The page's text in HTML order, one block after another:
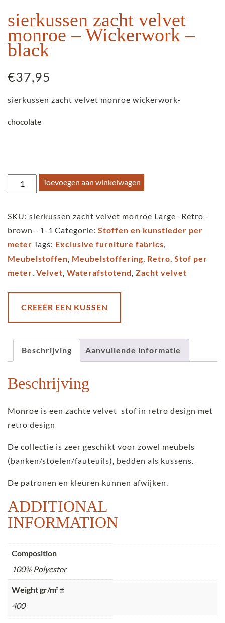
sierkussen zacht velvet
monroe – Wickerwork –
black
€37,95
sierkussen zacht velvet monroe wickerwork-
chocolate
sierkussen
zacht
monroe
-
Wickerwork
-
black
aantal
Toevoegen aan winkelwagen
SKU: sierkussen zacht velvet monroe Large -Retro -
brown--1-1 Categorie: Stoffen en kunstleder per
meter Tags: Exclusive furniture fabrics,
Meubelstoffen, Meubelstoffering, Retro, Stof per
meter, Velvet, Waterafstotend, Zacht velvet
CREEËR EEN KUSSEN
Beschrijving Aanvullende informatie
Beschrijving
Monroe is een zachte velvet stof in retro design met
retro design
De collectie is zeer geschikt voor zowel meubels
(banken/stoelen/fauteuils), bedden als kussens.
De patronen en kleuren kunnen afwijken.
ADDITIONAL
INFORMATION
Composition
100% Polyester
Weight gr/m² ±
400